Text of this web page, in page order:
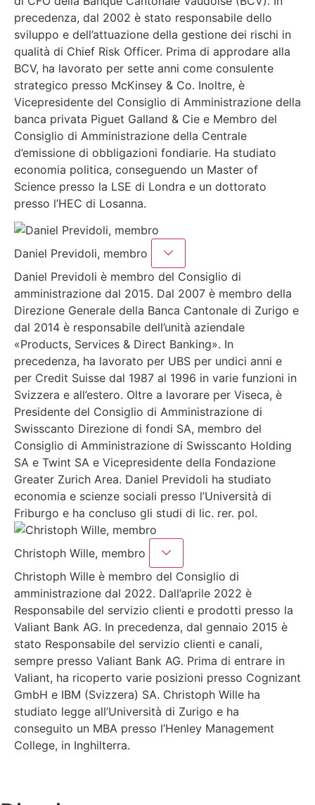
precedenza, dal 2002 è stato responsabile dello
sviluppo e dell’attuazione della gestione dei rischi in
qualità di Chief Risk Officer. Prima di approdare alla
BCV, ha lavorato per sette anni come consulente
strategico presso McKinsey & Co. Inoltre, è
Vicepresidente del Consiglio di Amministrazione della
banca privata Piguet Galland & Cie e Membro del
Consiglio di Amministrazione della Centrale
d’emissione di obbligazioni fondiarie. Ha studiato
economia politica, conseguendo un Master of
Science presso la LSE di Londra e un dottorato
presso l’HEC di Losanna.
Daniel Previdoli, membro
Daniel Previdoli è membro del Consiglio di
amministrazione dal 2015. Dal 2007 è membro della
Direzione Generale della Banca Cantonale di Zurigo e
dal 2014 è responsabile dell’unità aziendale
«Products, Services & Direct Banking». In
precedenza, ha lavorato per UBS per undici anni e
per Credit Suisse dal 1987 al 1996 in varie funzioni in
Svizzera e all’estero. Oltre a lavorare per Viseca, è
Presidente del Consiglio di Amministrazione di
Swisscanto Direzione di fondi SA, membro del
Consiglio di Amministrazione di Swisscanto Holding
SA e Twint SA e Vicepresidente della Fondazione
Greater Zurich Area. Daniel Previdoli ha studiato
economia e scienze sociali presso l’Università di
Friburgo e ha concluso gli studi di lic. rer. pol.
Christoph Wille, membro
Christoph Wille è membro del Consiglio di
amministrazione dal 2022. Dall’aprile 2022 è
Responsabile del servizio clienti e prodotti presso la
Valiant Bank AG. In precedenza, dal gennaio 2015 è
stato Responsabile del servizio clienti e canali,
sempre presso Valiant Bank AG. Prima di entrare in
Valiant, ha ricoperto varie posizioni presso Cognizant
GmbH e IBM (Svizzera) SA. Christoph Wille ha
studiato legge all’Università di Zurigo e ha
conseguito un MBA presso l’Henley Management
College, in Inghilterra.